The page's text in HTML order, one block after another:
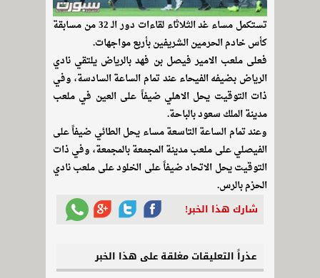
تستكمل مساء غد الثلاثاء لقاءات دور الـ 32 من مسابقة
كأس خادم الحرمين الشريفين بأربع مواجهات.
فعلى ملعب الامير فيصل بن فهد بالرياض يلتقي نادي
الرياض بضيفه الفيحاء عند تمام الساعة السادسة، وفي
ذات التوقيت يحل الاهلي ضيفاً على العين في ملعب
مدينة الملك سعود بالباحة.
وعند تمام الساعة التاسعة مساء يحل الطائي ضيفاً على
الفيصلي على ملعب مدينة المجمعة بالمجمعة، وفي ذات
التوقيت يحل الاتحاد ضيفاً على الخلود على ملعب نادي
الحزم بالرس.
شارك هذا الخبر!
عذراً التعليقات مغلقة على هذا الخبر